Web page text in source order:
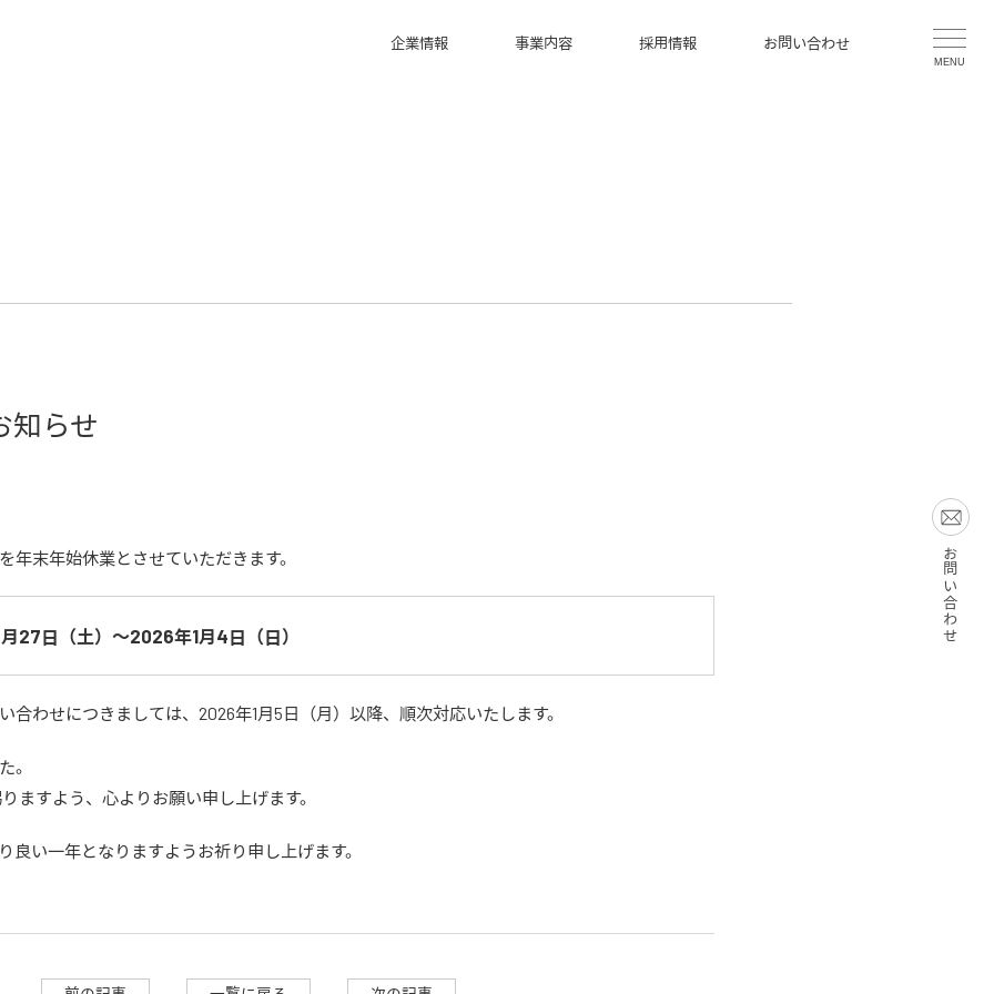
企業情報 事業内容 採用情報 お問い合わせ
MENU
知らせ
年末年始休業とさせていただきます。
27日（土）〜2026年1月4日（日）
合わせにつきましては、2026年1月5日（月）以降、順次対応いたします。
。
ますよう、心よりお願い申し上げます。
良い一年となりますようお祈り申し上げます。
お問い合わせ